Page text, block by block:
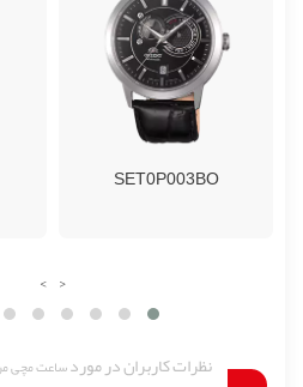
SET0P003BO
‹
›
نظرات کاربران در مورد